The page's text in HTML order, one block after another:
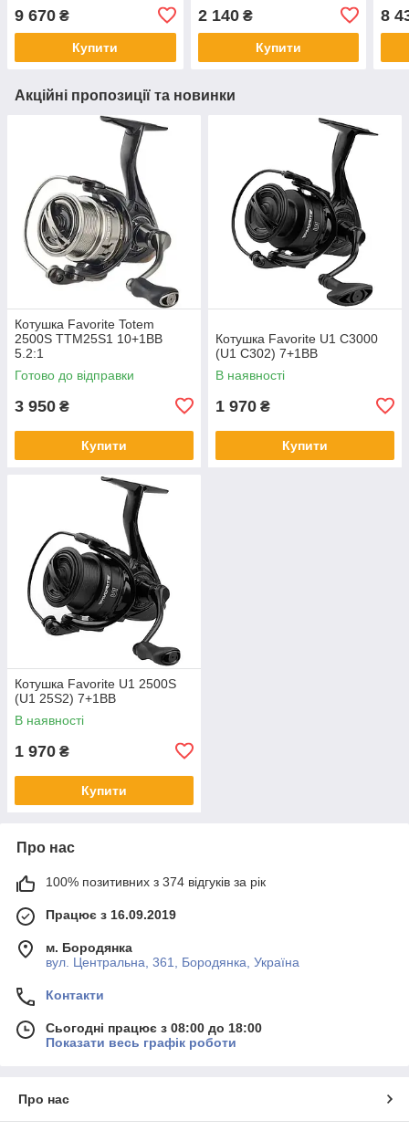
9 670 ₴
Купити
2 140₴
Купити
8
Акційні пропозиції та новинки
Котушка Favorite Totem
2500S TTM25S1 10+1BB
5.2:1
Готово до відправки
3 950 ₴
Купити
Котушка Favorite U1 C3000
(U1 C302) 7+1BB
В наявності
1 970 ₴
Купити
Котушка Favorite U1 2500S
(U1 25S2) 7+1BB
В наявності
1 970 ₴
Купити
Про нас
100% позитивних з 374 відгуків за рік
Працює з 16.09.2019
м. Бородянка
вул. Центральна, 361, Бородянка, Україна
Контакти
Сьогодні працює з 08:00 до 18:00
Показати весь графік роботи
Про нас